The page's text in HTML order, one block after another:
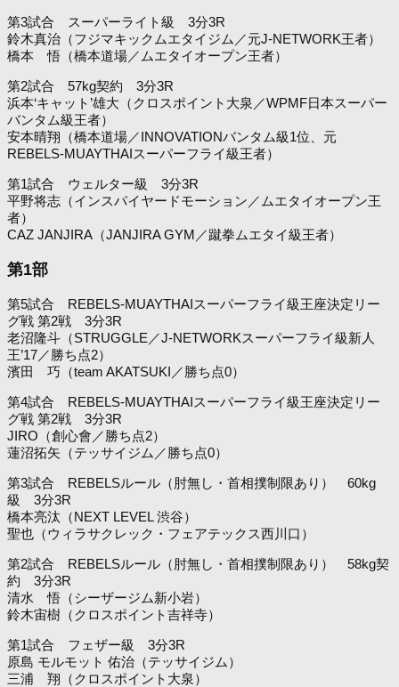
第3試合 スーパーライト級 3分3R
鈴木真治（フジマキックムエタイジム／元J-NETWORK王者）
橋本 悟（橋本道場／ムエタイオープン王者）
第2試合 57kg契約 3分3R
浜本‘キャット’雄大（クロスポイント大泉／WPMF日本スーパー
バンタム級王者）
安本晴翔（橋本道場／INNOVATIONバンタム級1位、元
REBELS-MUAYTHAIスーパーフライ級王者）
第1試合 ウェルター級 3分3R
平野将志（インスパイヤードモーション／ムエタイオープン王
者）
CAZ JANJIRA（JANJIRA GYM／蹴拳ムエタイ級王者）
第1部
第5試合 REBELS-MUAYTHAIスーパーフライ級王座決定リー
グ戦 第2戦 3分3R
老沼隆斗（STRUGGLE／J-NETWORKスーパーフライ級新人
王’17／勝ち点2）
濱田 巧（team AKATSUKI／勝ち点0）
第4試合 REBELS-MUAYTHAIスーパーフライ級王座決定リー
グ戦 第2戦 3分3R
JIRO（創心會／勝ち点2）
蓮沼拓矢（テッサイジム／勝ち点0）
第3試合 REBELSルール（肘無し・首相撲制限あり） 60kg
級 3分3R
橋本亮汰（NEXT LEVEL 渋谷）
聖也（ウィラサクレック・フェアテックス西川口）
第2試合 REBELSルール（肘無し・首相撲制限あり） 58kg契
約 3分3R
清水 悟（シーザージム新小岩）
鈴木宙樹（クロスポイント吉祥寺）
第1試合 フェザー級 3分3R
原島 モルモット 佑治（テッサイジム）
三浦 翔（クロスポイント大泉）